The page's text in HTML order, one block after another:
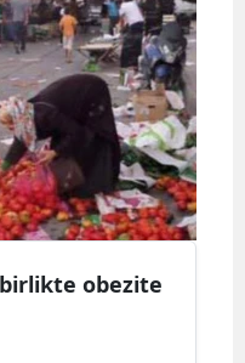
obezite